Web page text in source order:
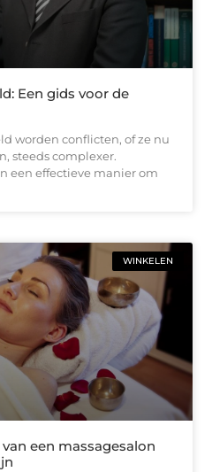
Een gids voor de
worden conflicten, of ze nu
steeds complexer.
een effectieve manier om
WINKELEN
een massagesalon